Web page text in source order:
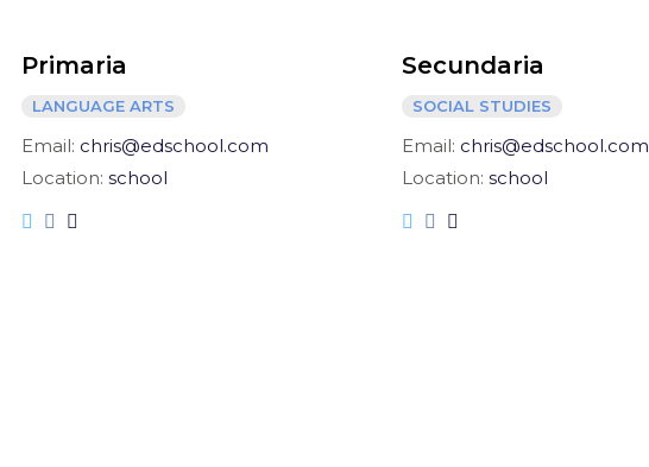
Primaria
LANGUAGE ARTS
Email: chris@edschool.com
Location: school
Secundaria
SOCIAL STUDIES
Email: chris@edschool.com
Location: school